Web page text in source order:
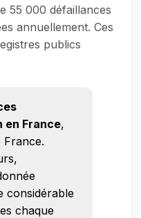
55 000 défaillances
annuellement. Ces
publics
en France,
France.
considérable
chaque